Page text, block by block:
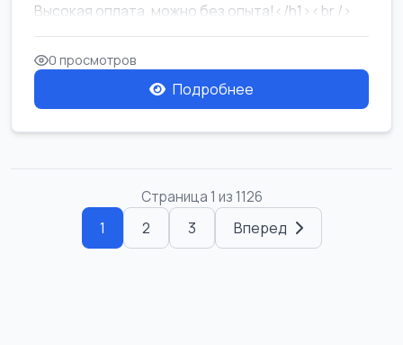
Высокая оплата, можно без опыта!</h1><br />
...
0 просмотров
Подробнее
Страница 1 из 1126
1 2 3 Вперед